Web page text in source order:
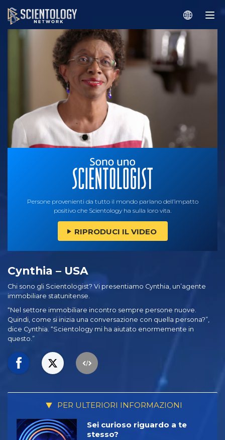
Persone provenienti da tutto il mondo parlano dell’impatto
positivo che Scientology ha sulla loro vita.
RIPRODUCI IL VIDEO
Cynthia – USA
Chi sono gli Scientologist? Vi presentiamo Cynthia, un’agente
immobiliare statunitense.
“Nel settore immobiliare incontro sempre persone nuove.
Quindi, come si inizia una conversazione con quella persona?”,
dice Cynthia. “Scientology mi ha aiutato enormemente in
questo.”
PER ULTERIORI INFORMAZIONI
Sei curioso riguardo a te
stesso?